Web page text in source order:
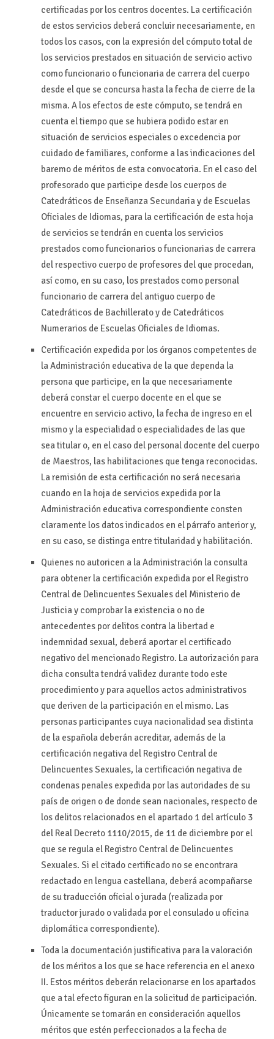
certificadas por los centros docentes. La certificación
de estos servicios deberá concluir necesariamente, en
todos los casos, con la expresión del cómputo total de
los servicios prestados en situación de servicio activo
como funcionario o funcionaria de carrera del cuerpo
desde el que se concursa hasta la fecha de cierre de la
misma. A los efectos de este cómputo, se tendrá en
cuenta el tiempo que se hubiera podido estar en
situación de servicios especiales o excedencia por
cuidado de familiares, conforme a las indicaciones del
baremo de méritos de esta convocatoria. En el caso del
profesorado que participe desde los cuerpos de
Catedráticos de Enseñanza Secundaria y de Escuelas
Oficiales de Idiomas, para la certificación de esta hoja
de servicios se tendrán en cuenta los servicios
prestados como funcionarios o funcionarias de carrera
del respectivo cuerpo de profesores del que procedan,
así como, en su caso, los prestados como personal
funcionario de carrera del antiguo cuerpo de
Catedráticos de Bachillerato y de Catedráticos
Numerarios de Escuelas Oficiales de Idiomas.
Certificación expedida por los órganos competentes de
la Administración educativa de la que dependa la
persona que participe, en la que necesariamente
deberá constar el cuerpo docente en el que se
encuentre en servicio activo, la fecha de ingreso en el
mismo y la especialidad o especialidades de las que
sea titular o, en el caso del personal docente del cuerpo
de Maestros, las habilitaciones que tenga reconocidas.
La remisión de esta certificación no será necesaria
cuando en la hoja de servicios expedida por la
Administración educativa correspondiente consten
claramente los datos indicados en el párrafo anterior y,
en su caso, se distinga entre titularidad y habilitación.
Quienes no autoricen a la Administración la consulta
para obtener la certificación expedida por el Registro
Central de Delincuentes Sexuales del Ministerio de
Justicia y comprobar la existencia o no de
antecedentes por delitos contra la libertad e
indemnidad sexual, deberá aportar el certificado
negativo del mencionado Registro. La autorización para
dicha consulta tendrá validez durante todo este
procedimiento y para aquellos actos administrativos
que deriven de la participación en el mismo. Las
personas participantes cuya nacionalidad sea distinta
de la española deberán acreditar, además de la
certificación negativa del Registro Central de
Delincuentes Sexuales, la certificación negativa de
condenas penales expedida por las autoridades de su
país de origen o de donde sean nacionales, respecto de
los delitos relacionados en el apartado 1 del artículo 3
del Real Decreto 1110/2015, de 11 de diciembre por el
que se regula el Registro Central de Delincuentes
Sexuales. Si el citado certificado no se encontrara
redactado en lengua castellana, deberá acompañarse
de su traducción oficial o jurada (realizada por
traductor jurado o validada por el consulado u oficina
diplomática correspondiente).
Toda la documentación justificativa para la valoración
de los méritos a los que se hace referencia en el anexo
II. Estos méritos deberán relacionarse en los apartados
que a tal efecto figuran en la solicitud de participación.
Únicamente se tomarán en consideración aquellos
méritos que estén perfeccionados a la fecha de